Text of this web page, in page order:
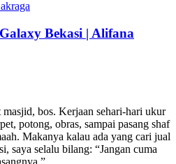
Bekasi | Alifana
bos. Kerjaan sehari-hari ukur
potong, obras, sampai pasang shaf
Makanya kalau ada yang cari jual
saya selalu bilang: “Jangan cuma